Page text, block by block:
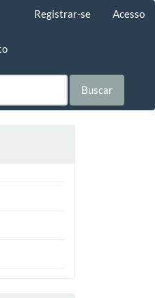
Registrar-se Acesso
Buscar